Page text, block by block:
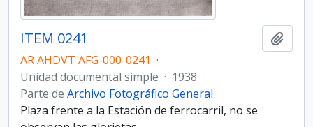
ITEM 0241
AR AHDVT AFG-000-0241 ·
Unidad documental simple · 1938
Parte de Archivo Fotográfico General
Plaza frente a la Estación de ferrocarril, no se